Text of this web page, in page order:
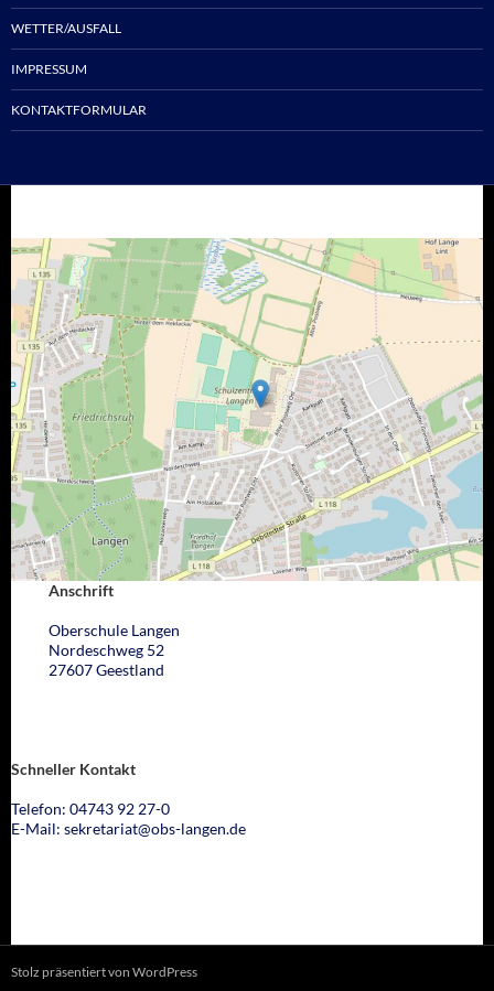
WETTER/AUSFALL
IMPRESSUM
KONTAKTFORMULAR
Anschrift
Oberschule Langen
Nordeschweg 52
27607 Geestland
Schneller Kontakt
Telefon: 04743 92 27-0
E-Mail: sekretariat@obs-langen.de
Stolz präsentiert von WordPress